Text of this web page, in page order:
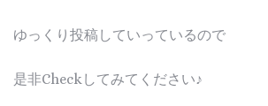
ゆっくり投稿していっているので
是非Checkしてみてください♪